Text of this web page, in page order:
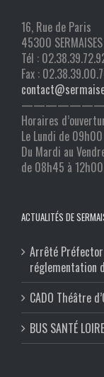
16, Rue de Paris
45300 SERMAISES
Tél :
Fax :
Horaires
Le Lundi de
Du Mardi au
de 08h45 à
ACTUALITÉS DE
Arrêté
réglementation
CADO Théâtre
BUS SANTÉ